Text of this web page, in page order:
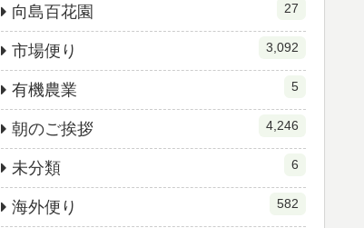
向島百花園 27
市場便り 3,092
有機農業 5
朝のご挨拶 4,246
未分類 6
海外便り 582